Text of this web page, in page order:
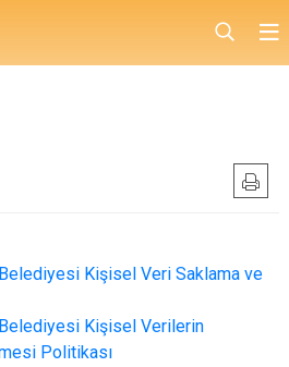
Kişisel Veri Saklama ve
Kişisel Verilerin
Politikası